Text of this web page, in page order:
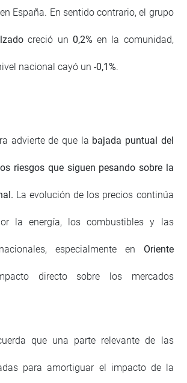
en España. En sentido contrario, el grupo
creció un 0,2% en la comunidad,
nacional cayó un-0,1%.
advierte de que la bajada puntual del
riesgos que siguen pesando sobre la
La evolución de los precios continúa
la energía, los combustibles y las
especialmente en Oriente
directo sobre los mercados
que una parte relevante de las
para amortiguar el impacto de la